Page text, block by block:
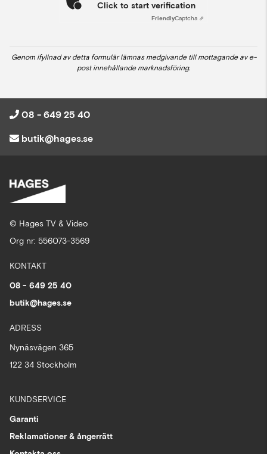
Click to start verification
FriendlyCaptcha ⇗
Genom ifyllnad av detta formulär lämnas medgivande till mottagande av e-
post innehållande marknadsföring.
08 - 649 25 40
butik@hages.se
© Hages TV & Video
Org nr: 556073-3569
KONTAKT
08 - 649 25 40
butik@hages.se
ADRESS
Nynäsvägen 365
122 34 Stockholm
KUNDSERVICE
Garanti
Reklamationer & ångerrätt